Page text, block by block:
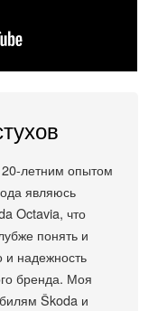
летним опытом
являюсь
Octavia, что
понять и
и надежность
бренда. Моя
Škoda и